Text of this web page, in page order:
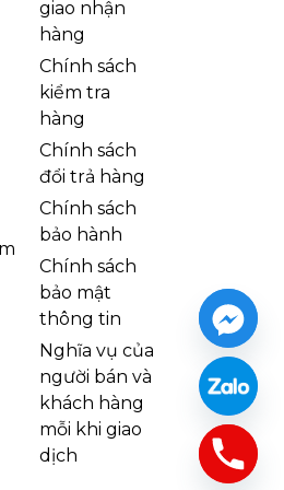
buổi tối. Ánh sáng trung tính
chịu và phù hợp với sinh
đình.
với 3 chế độ LED
liệu
giao nhận
hàng
Chính sách
kiểm tra
hàng
Chính sách
đổi trả hàng
Chính sách
bảo hành
Chính sách
bảo mật
thông tin
Nghĩa vụ của
người bán và
khách hàng
mỗi khi giao
dịch